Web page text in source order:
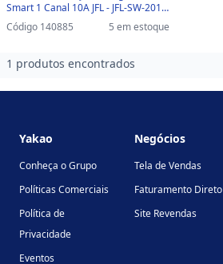
Smart 1 Canal 10A JFL - JFL-SW-201 -
JFL-SW-201
Código 140885 5 em estoque
1 produtos encontrados
Yakao
Conheça o Grupo
Políticas Comerciais
Política de
Privacidade
Eventos
Negócios
Tela de Vendas
Faturamento Direto
Site Revendas